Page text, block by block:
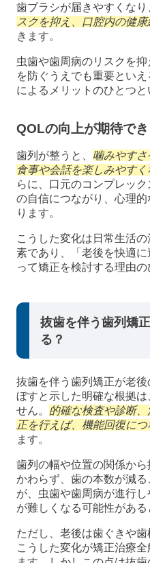
歯ブラシが届きやすくなり
スクを抑え、口腔内の健
きます。
虫歯や歯周病のリスクを
を防ぐうえでも重要とい
によるメリットのひとつと
QOLの向上が期待で
歯列が整うと、 噛みやすさ
食事や会話を楽しみやす
らに、口元のコンプレッ
の自信につながり、心理
ります。
こうした変化は日常生活
素であり、「老後を快適
って矯正を検討する理由
抜歯を伴う歯列矯
る？
抜歯を伴う歯列矯正が老
ぼすと示した明確な根拠
せん。 的確な検査や診断
正を行えば、機能回復に
ます。
歯列の幅や位置の関係か
かわらず、歯の本数が減
が、虫歯や歯周病が進行
が難しくなる可能性がある
ただし、老後は歯ぐきや歯
こうした変化が矯正治療